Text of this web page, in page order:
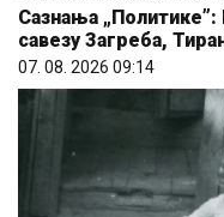
Сазнања
савезу Загреба,
07. 08. 2026 09:14